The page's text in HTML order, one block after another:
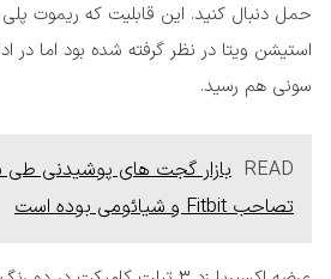
حمل دنبال کنید. این قابلیت که ریموت پلی
استیشن ویتا در نظر گرفته شده بود اما در
سونی هم رسید.
READ
تصاحب Fitbit و شیائومی بوده است